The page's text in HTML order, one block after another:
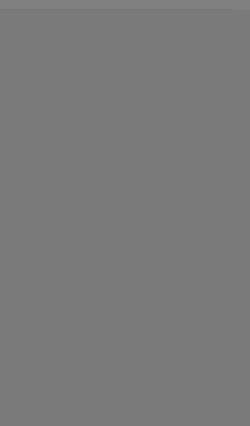
podania danych
mógł przeglądać
pliki cookies.
maksymalnej
(w tym Kupujących)
reklamowych i
Facebook). Korzystanie
w przeglądarce
nie wyraża zgody na